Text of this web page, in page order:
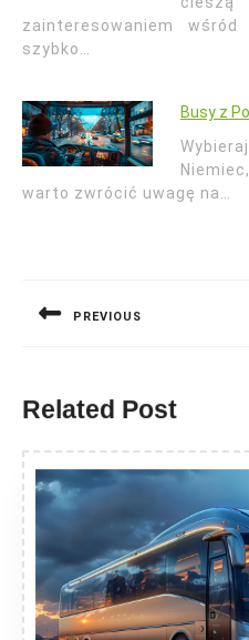
zainteresowaniem
szybko…
Busy z
warto zwrócić uwagę na…
PREVIOUS
Related Post